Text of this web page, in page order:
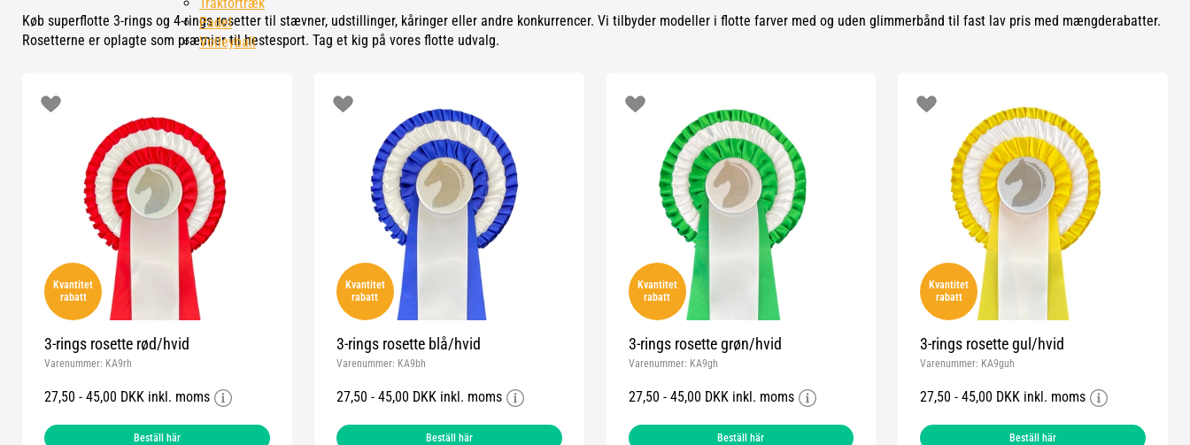
Padel
Volleyball
Køb superflotte 3-rings og 4-rings rosetter til stævner, udstillinger, kåringer eller andre konkurrencer. Vi tilbyder modeller i flotte farver med og uden glimmerbånd til fast lav pris med mængderabatter.
Rosetterne er oplagte som præmier til hestesport. Tag et kig på vores flotte udvalg.
Kvantitet
rabatt
3-rings rosette rød/hvid
Varenummer: KA9rh
27,50 - 45,00 DKK inkl. moms
Beställ här
Kvantitet
rabatt
3-rings rosette blå/hvid
Varenummer: KA9bh
27,50 - 45,00 DKK inkl. moms
Beställ här
Kvantitet
rabatt
3-rings rosette grøn/hvid
Varenummer: KA9gh
27,50 - 45,00 DKK inkl. moms
Beställ här
Kvantitet
rabatt
3-rings rosette gul/hvid
Varenummer: KA9guh
27,50 - 45,00 DKK inkl. moms
Beställ här